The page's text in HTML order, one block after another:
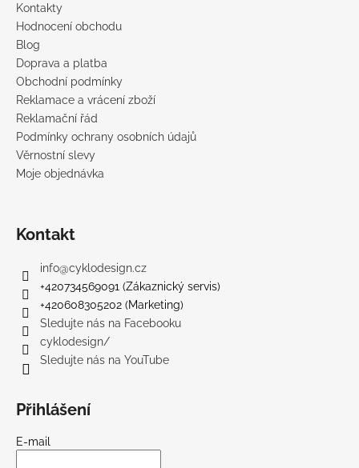
Kontakty
Hodnocení obchodu
Blog
Doprava a platba
Obchodní podmínky
Reklamace a vrácení zboží
Reklamační řád
Podmínky ochrany osobních údajů
Věrnostní slevy
Moje objednávka
Kontakt
info@cyklodesign.cz
+420734569091 (Zákaznický servis)
+420608305202 (Marketing)
Sledujte nás na Facebooku
cyklodesign/
Sledujte nás na YouTube
Přihlášení
E-mail